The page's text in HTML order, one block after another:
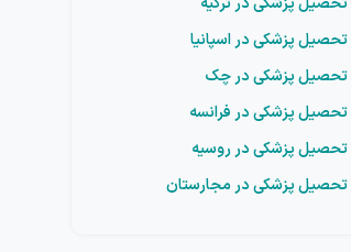
تحصیل پزشکی در اسپانیا
تحصیل پزشکی در چک
تحصیل پزشکی در فرانسه
تحصیل پزشکی در روسیه
تحصیل پزشکی در مجارستان